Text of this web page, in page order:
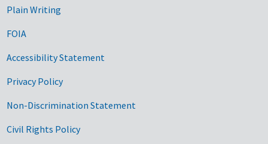
Plain Writing
FOIA
Accessibility Statement
Privacy Policy
Non-Discrimination Statement
Civil Rights Policy